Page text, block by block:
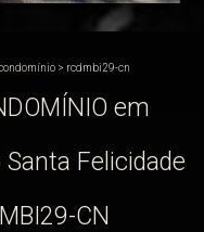
> rcdmbi29-cn
em
Santa Felicidade
CN